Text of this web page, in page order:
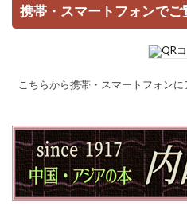
携帯・スマートフォンでご
こちらから携帯・スマートフォンに